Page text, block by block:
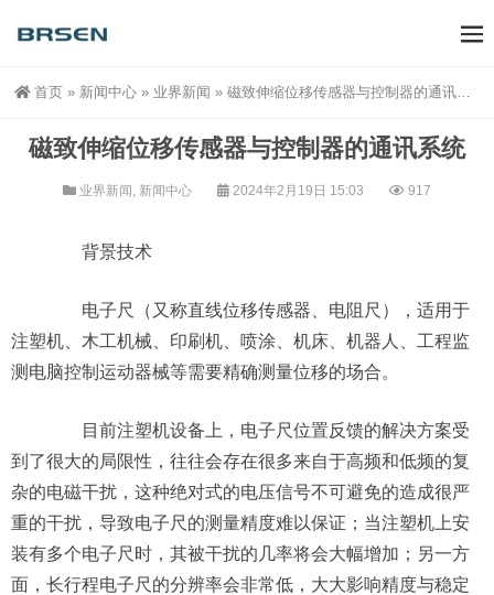
首页 » 新闻中心 » 业界新闻 » 磁致伸缩位移传感器与控制器的通讯系统
磁致伸缩位移传感器与控制器的通讯系统
业界新闻 , 新闻中心 2024年2月19日 15:03 917
背景技术
电子尺（又称直线位移传感器、电阻尺），适用于
注塑机、木工机械、印刷机、喷涂、机床、机器人、工程监
测电脑控制运动器械等需要精确测量位移的场合。
目前注塑机设备上，电子尺位置反馈的解决方案受
到了很大的局限性，往往会存在很多来自于高频和低频的复
杂的电磁干扰，这种绝对式的电压信号不可避免的造成很严
重的干扰，导致电子尺的测量精度难以保证；当注塑机上安
装有多个电子尺时，其被干扰的几率将会大幅增加；另一方
面，长行程电子尺的分辨率会非常低，大大影响精度与稳定